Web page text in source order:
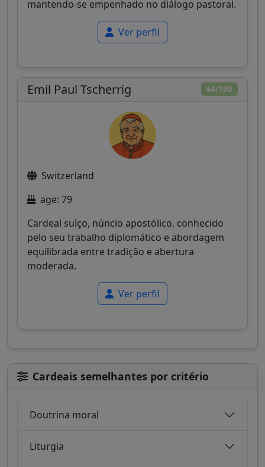
mantendo-se empenhado no diálogo pastoral.
Ver perfil
44/100
Emil Paul Tscherrig
Switzerland
age: 79
Cardeal suíço, núncio apostólico, conhecido
pelo seu trabalho diplomático e abordagem
equilibrada entre tradição e abertura
moderada.
Ver perfil
Cardeais semelhantes por critério
Doutrina moral
Liturgia